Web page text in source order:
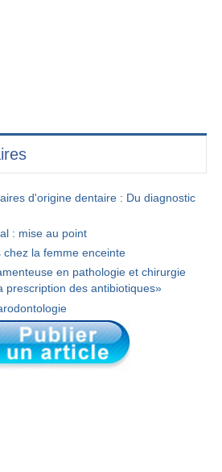
d'origine dentaire : Du diagnostic
: mise au point
chez la femme enceinte
en pathologie et chirurgie
prescription des antibiotiques»